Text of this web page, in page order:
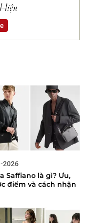
2026
Saffiano là gì? Ưu,
điểm và cách nhận